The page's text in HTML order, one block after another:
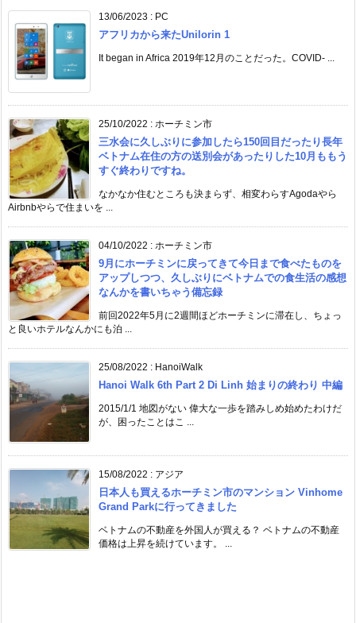
13/06/2023 : PC
アフリカから来たUnilorin 1
It began in Africa 2019年12月のことだった。COVID- ...
25/10/2022 : ホーチミン市
三水会に久しぶりに参加したら150回目だったり長年
ベトナム在住の方の送別会があったりした10月ももう
すぐ終わりですね。
なかなか住むところも決まらず、相変わらすAgodaやら
Airbnbやらで住まいを ...
04/10/2022 : ホーチミン市
9月にホーチミンに戻ってきて今日まで食べたものを
アップしつつ、久しぶりにベトナムでの食生活の感想
なんかを書いちゃう備忘録
前回2022年5月に2週間ほどホーチミンに滞在し、ちょっ
と良いホテルなんかにも泊 ...
25/08/2022 : HanoiWalk
Hanoi Walk 6th Part 2 Di Linh 始まりの終わり 中編
2015/1/1 地図がない 偉大な一歩を踏みしめ始めたわけだ
が、困ったことはこ ...
15/08/2022 : アジア
日本人も買えるホーチミン市のマンション Vinhome
Grand Parkに行ってきました
ベトナムの不動産を外国人が買える？ ベトナムの不動産
価格は上昇を続けています。 ...